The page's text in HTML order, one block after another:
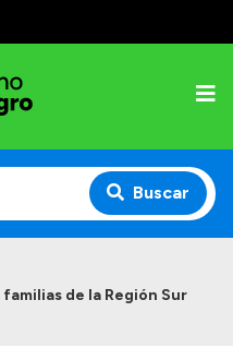
Buscar
de la Región Sur